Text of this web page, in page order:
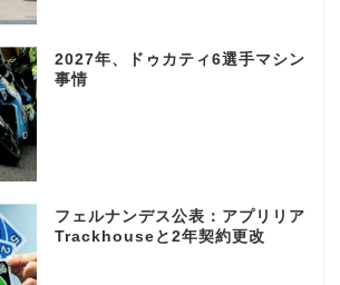
2027年、ドゥカティ6選手マシン
事情
フェルナンデス公表：アプリリア
Trackhouseと2年契約更改